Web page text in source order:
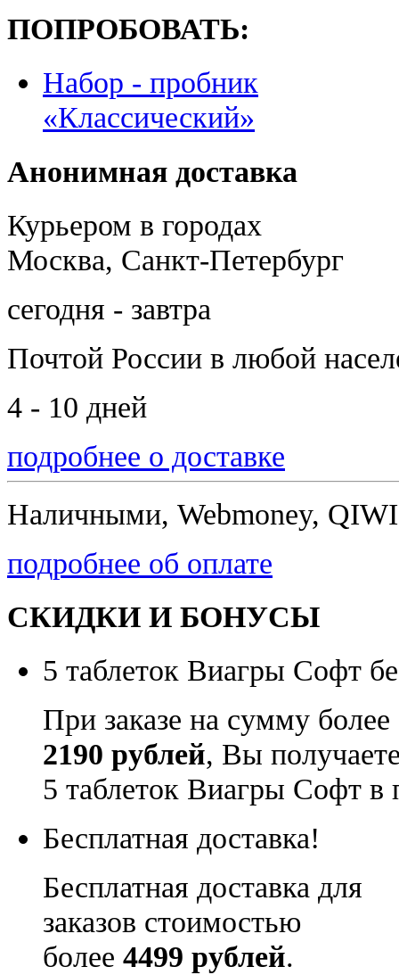
ПОПРОБОВАТЬ:
Набор - пробник
«Классический»
Анонимная доставка
Курьером в городах
Москва, Санкт-Петербург
сегодня - завтра
Почтой России в любой
4 - 10 дней
подробнее о доставке
Наличными, Webmoney,
подробнее об оплате
СКИДКИ И БОНУСЫ
5 таблеток Виагры Софт
При заказе на сумму более
2190 рублей, Вы
5 таблеток Виагры Софт в
Бесплатная доставка!
Бесплатная доставка для
заказов стоимостью
более 4499 рублей.